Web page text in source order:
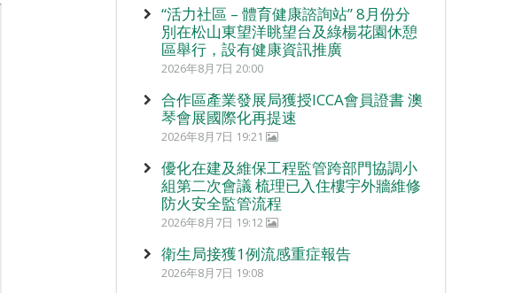
“活力社區 – 體育健康諮詢站” 8月份分
別在松山東望洋眺望台及綠楊花園休憩
區舉行，設有健康資訊推廣
2026年8月7日 20:00
合作區產業發展局獲授ICCA會員證書 澳
琴會展國際化再提速
2026年8月7日 19:21
優化在建及維保工程監管跨部門協調小
組第二次會議 梳理已入住樓宇外牆維修
防火安全監管流程
2026年8月7日 19:12
衛生局接獲1例流感重症報告
2026年8月7日 19:08